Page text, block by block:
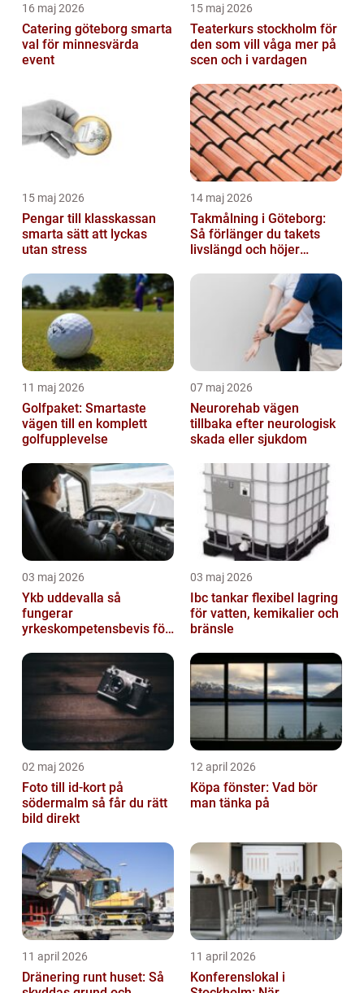
16 maj 2026
Catering göteborg smarta
val för minnesvärda
event
15 maj 2026
Teaterkurs stockholm för
den som vill våga mer på
scen och i vardagen
15 maj 2026
Pengar till klasskassan
smarta sätt att lyckas
utan stress
14 maj 2026
Takmålning i Göteborg:
Så förlänger du takets
livslängd och höjer
11 maj 2026
Golfpaket: Smartaste
vägen till en komplett
golfupplevelse
07 maj 2026
Neurorehab vägen
tillbaka efter neurologisk
skada eller sjukdom
03 maj 2026
Ykb uddevalla så
fungerar
yrkeskompetensbevis för
03 maj 2026
Ibc tankar flexibel lagring
för vatten, kemikalier och
bränsle
02 maj 2026
Foto till id-kort på
södermalm så får du rätt
bild direkt
12 april 2026
Köpa fönster: Vad bör
man tänka på
11 april 2026
Dränering runt huset: Så
11 april 2026
Konferenslokal i